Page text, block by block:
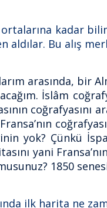
ortalarına kadar
aldılar. Bu alış
arasında,
İslâm
coğrafyasını
yok? Çünkü
yani
1850
ilk harita ne